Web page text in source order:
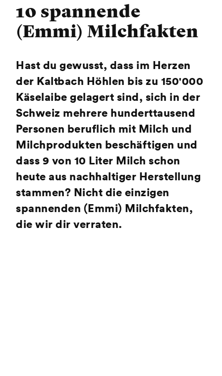
10 spannende
(Emmi) Milchfakten
Hast du gewusst, dass im Herzen
der Kaltbach Höhlen bis zu 150'000
Käselaibe gelagert sind, sich in der
Schweiz mehrere hunderttausend
Personen beruflich mit Milch und
Milchprodukten beschäftigen und
dass 9 von 10 Liter Milch schon
heute aus nachhaltiger Herstellung
stammen? Nicht die einzigen
spannenden (Emmi) Milchfakten,
die wir dir verraten.